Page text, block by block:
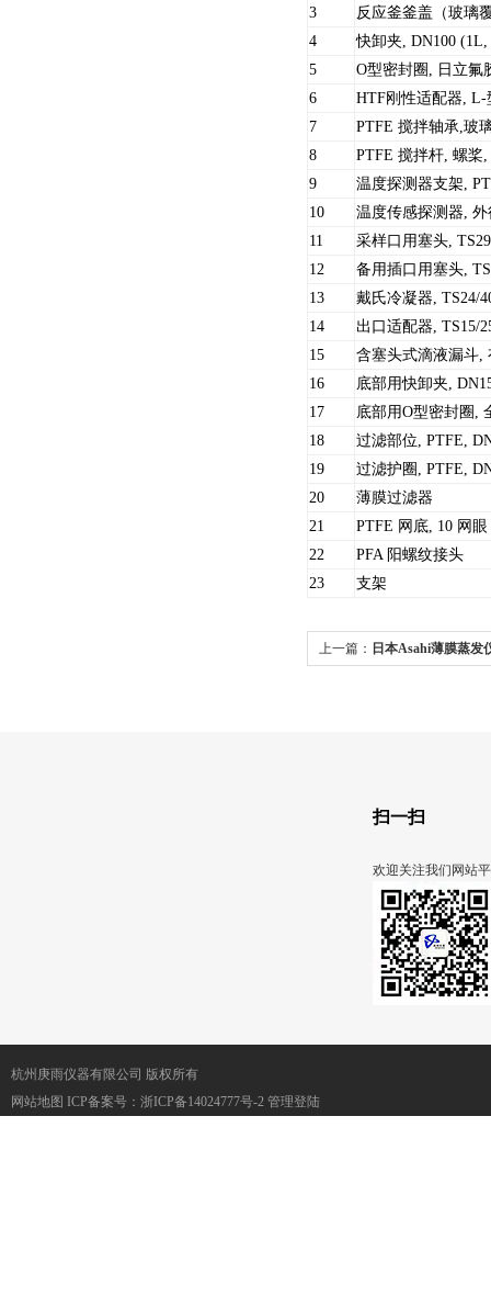
3
反应釜釜盖（玻璃
4
快卸夹, DN100
5
O型密封圈, 日立氟
6
HTF刚性适配器, L-
7
PTFE 搅拌轴承,玻
8
PTFE 搅拌杆, 螺桨
9
温度探测器支架,
10
温度传感探测器, 外
11
采样口用塞头,
12
备用插口用塞头,
13
戴氏冷凝器, TS24/
14
出口适配器, TS15/
15
含塞头式滴液漏斗,
16
底部用快卸夹,
17
底部用O型密封圈,
18
过滤部位, PTFE,
19
过滤护圈, PTFE,
20
薄膜过滤器
21
PTFE 网底, 10 网眼
22
PFA 阳螺纹接头
23
支架
上一篇： 日本Asahi薄膜蒸发
扫一扫
欢迎关注我们网站
杭州庚雨仪器有限公司 版权所有
网站地图 ICP备案号： 浙ICP备14024777号-2 管理登陆